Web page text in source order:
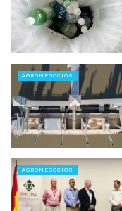
AGRONEGOCIOS
AGRONEGOCIOS